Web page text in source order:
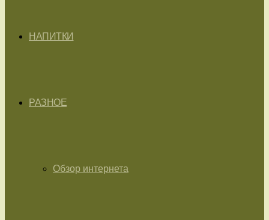
НАПИТКИ
РАЗНОЕ
Обзор интернета